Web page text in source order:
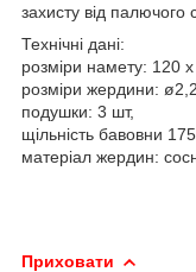
захисту від палючого
Технічні дані:
розміри намету: 120
розміри жердини:
подушки: 3 шт,
щільність бавовни
матеріал жердин:
Приховати